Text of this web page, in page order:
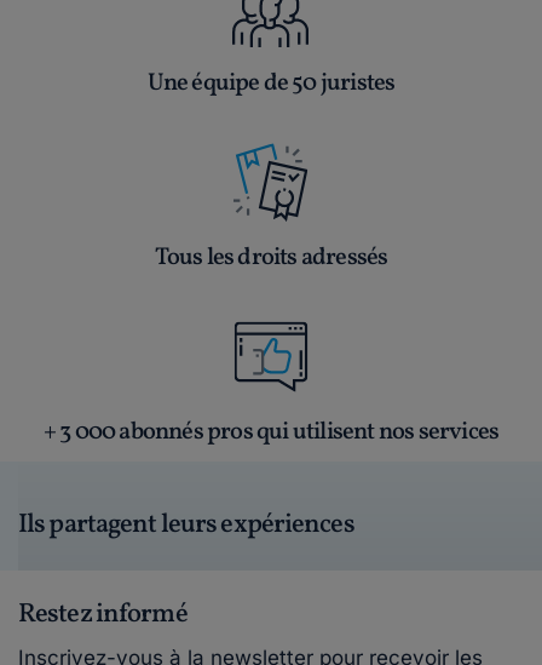
Une équipe de 50 juristes
Tous les droits adressés
+ 3 000 abonnés pros qui utilisent nos services
Ils partagent leurs expériences
Restez informé
Inscrivez-vous à la newsletter pour recevoir les